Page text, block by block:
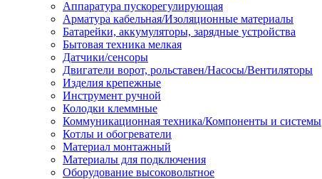
Аппаратура пускорегулирующая
Арматура кабельная/Изоляционные материалы
Батарейки, аккумуляторы, зарядные устройства
Бытовая техника мелкая
Датчики/сенсоры
Двигатели ворот, рольставен/Насосы/Вентиляторы
Изделия крепежные
Инструмент ручной
Колодки клеммные
Коммуникационная техника/Компоненты и системы
Котлы и обогреватели
Материал монтажный
Материалы для подключения
Оборудование высоковольтное